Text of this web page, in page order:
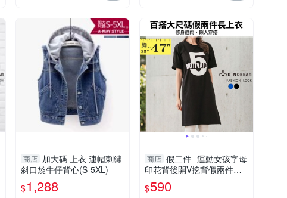
商店 加大碼 上衣 連帽刺繡
斜口袋牛仔背心(S-5XL)
$1,288
商店 假二件--運動女孩字母
印花背後開V挖背假兩件圓
領短袖長上衣(黑.藍L-3L)-U
621眼圈熊中大尺碼
$590